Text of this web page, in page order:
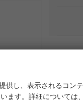
供し、表示されるコンテ
ます。詳細については、